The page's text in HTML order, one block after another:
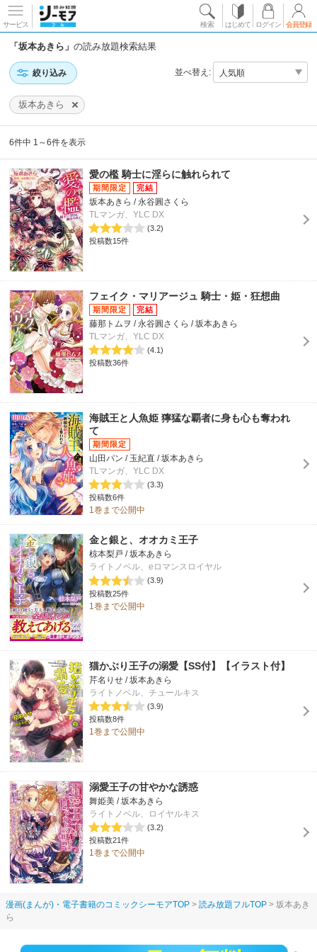
サービス 検索 はじめて ログイン 会員登録
「坂本あきら」の読み放題検索結果
絞り込み 並べ替え:
坂本あきら
6件中 1～6件を表示
愛の檻 騎士に淫らに触れられて
坂本あきら / 永谷圓さくら
TLマンガ、YLC DX
(3.2)
投稿数15件
フェイク・マリアージュ 騎士・姫・狂想曲
藤那トムヲ / 永谷圓さくら / 坂本あきら
TLマンガ、YLC DX
(4.1)
投稿数36件
海賊王と人魚姫 獰猛な覇者に身も心も奪われ
て
山田パン / 玉紀直 / 坂本あきら
TLマンガ、YLC DX
(3.3)
投稿数6件
1巻まで公開中
金と銀と、オオカミ王子
椋本梨戸 / 坂本あきら
ライトノベル、eロマンスロイヤル
(3.9)
投稿数25件
1巻まで公開中
猫かぶり王子の溺愛【SS付】【イラスト付】
芹名りせ / 坂本あきら
ライトノベル、チュールキス
(3.9)
投稿数8件
1巻まで公開中
溺愛王子の甘やかな誘惑
舞姫美 / 坂本あきら
ライトノベル、ロイヤルキス
(3.2)
投稿数21件
1巻まで公開中
漫画(まんが)・電子書籍のコミックシーモアTOP 読み放題フルTOP
坂本あき
ら